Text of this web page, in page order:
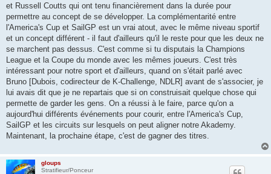
et Russell Coutts qui ont tenu financièrement dans la durée pour
permettre au concept de se développer. La complémentarité entre
l'America's Cup et SailGP est un vrai atout, avec le même niveau sportif
et un concept différent - il faut d'ailleurs qu'il le reste pour que les deux ne
se marchent pas dessus. C'est comme si tu disputais la Champions
League et la Coupe du monde avec les mêmes joueurs. C'est très
intéressant pour notre sport et d'ailleurs, quand on s'était parlé avec
Bruno [Dubois, codirecteur de K-Challenge, NDLR] avant de s'associer, je
lui avais dit que je ne repartais que si on construisait quelque chose qui
permette de garder les gens. On a réussi à le faire, parce qu'on a
aujourd'hui différents événements pour courir, entre l'America's Cup,
SailGP et les circuits sur lesquels on peut aligner notre Akademy.
Maintenant, la prochaine étape, c'est de gagner des titres.
gloups
Stratifieur/Ponceur